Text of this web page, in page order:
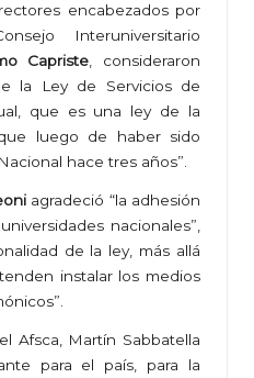
encabezados por
Interuniversitario
Capriste , consideraron
la Ley de Servicios de
que es una ley de la
luego de haber sido
hace tres años”.
agradeció “la adhesión
nacionales”,
de la ley, más allá
instalar los medios
Afsca, Martín Sabbatella
para el país, para la